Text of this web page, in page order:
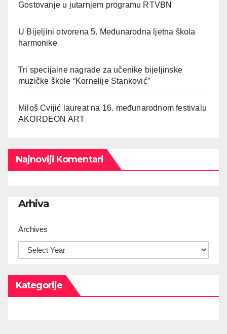
Gostovanje u jutarnjem programu RTVBN
U Bijeljini otvorena 5. Međunarodna ljetna škola
harmonike
Tri specijalne nagrade za učenike bijeljinske
muzičke škole “Kornelije Stanković”
Miloš Cvijić laureat na 16. međunarodnom festivalu
AKORDEON ART
Najnoviji Komentari
Arhiva
Archives
Kategorije